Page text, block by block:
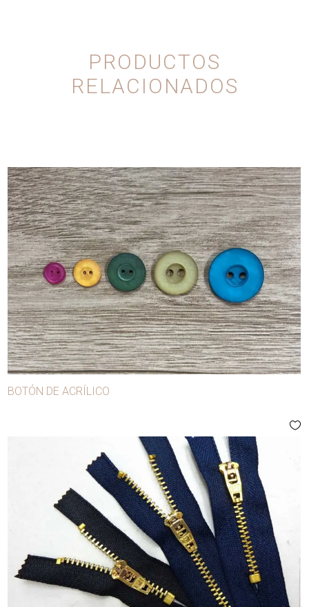
PRODUCTOS
RELACIONADOS
BOTÓN DE ACRÍLICO